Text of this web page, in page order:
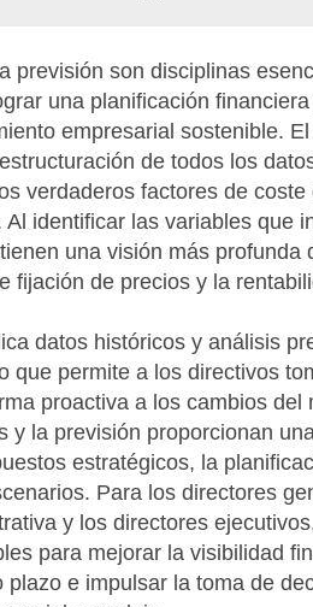
previsión son disciplinas
una planificación
empresarial sostenible.
de todos los
verdaderos factores de coste
identificar las variables que
una visión más profunda
fijación de precios y la
datos históricos y análisis
que permite a los directivos
proactiva a los cambios del
y la previsión proporcionan
estratégicos, la
Para los directores
y los directores
para mejorar la visibilidad
e impulsar la toma de